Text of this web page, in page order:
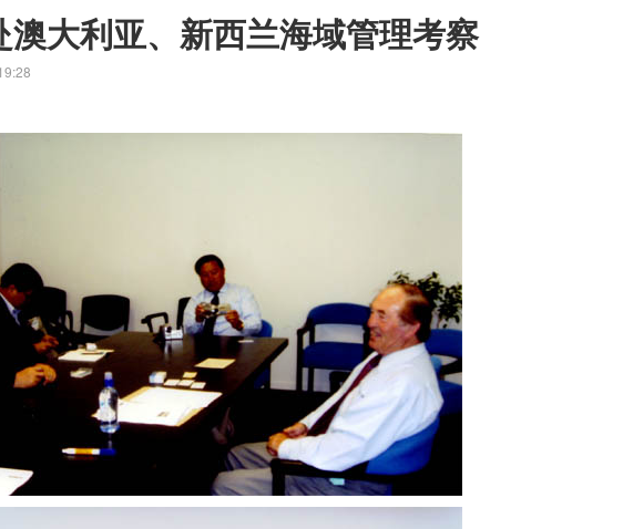
大利亚、新西兰海域管理考察